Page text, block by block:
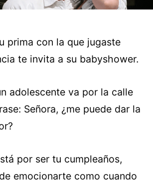
prima con la que jugaste
te invita a su babyshower.
adolescente va por la calle
Señora, ¿me puede dar la
por ser tu cumpleaños,
emocionarte como cuando